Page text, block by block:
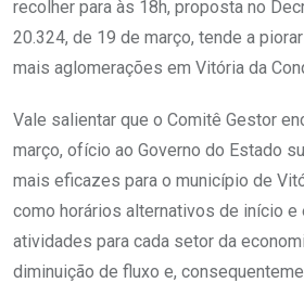
recolher para às 18h, proposta no
20.324, de 19 de março, tende a
mais aglomerações em Vitória da
Vale salientar que o Comitê Gestor
março, ofício ao Governo do Estado
mais eficazes para o município de
como horários alternativos de início e
atividades para cada setor da
diminuição de fluxo e,